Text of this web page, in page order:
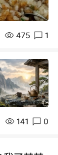
475 1
141 0